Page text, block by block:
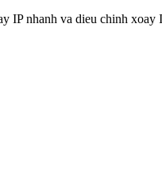
IP nhanh va dieu chinh xoay